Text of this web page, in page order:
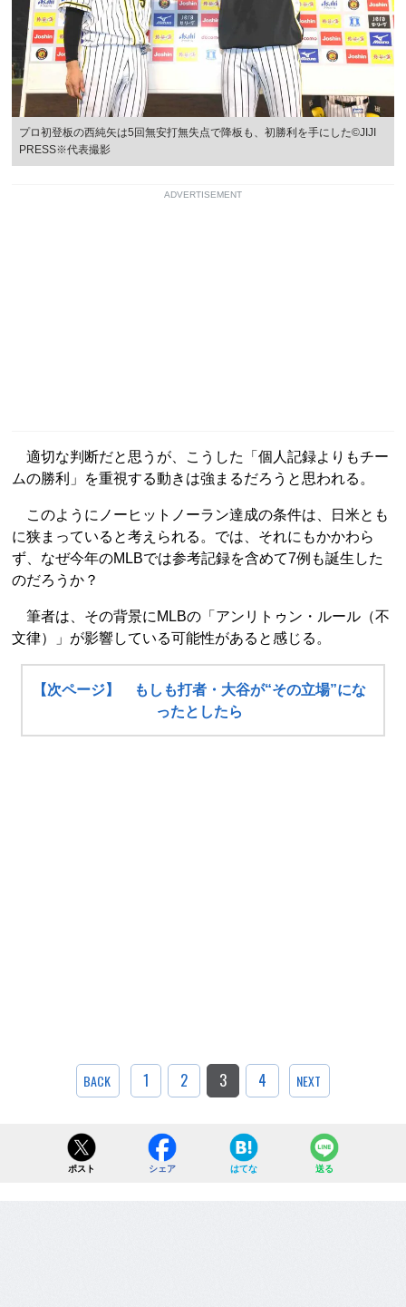
プロ初登板の西純矢は5回無安打無失点で降板も、初勝利を手にした©JIJI
PRESS※代表撮影
ADVERTISEMENT
適切な判断だと思うが、こうした「個人記録よりもチー
ムの勝利」を重視する動きは強まるだろうと思われる。
このようにノーヒットノーラン達成の条件は、日米とも
に狭まっていると考えられる。では、それにもかかわら
ず、なぜ今年のMLBでは参考記録を含めて7例も誕生した
のだろうか？
筆者は、その背景にMLBの「アンリトゥン・ルール（不
文律）」が影響している可能性があると感じる。
【次ページ】 もしも打者・大谷が“その立場”にな
ったとしたら
BACK 1 2 3 4 NEXT
ポスト シェア はてな 送る